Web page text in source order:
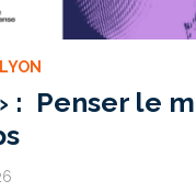
LYON
: Penser le